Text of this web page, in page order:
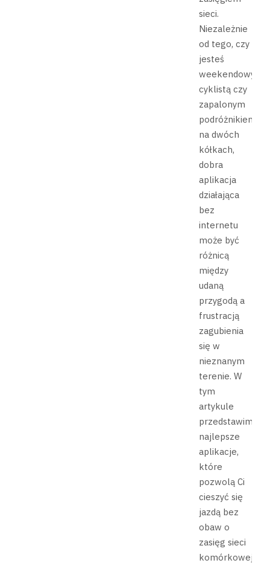
sieci.
Niezależnie
od tego, czy
jesteś
weekendowym
cyklistą czy
zapalonym
podróżnikiem
na dwóch
kółkach,
dobra
aplikacja
działająca
bez
internetu
może być
różnicą
między
udaną
przygodą a
frustracją
zagubienia
się w
nieznanym
terenie. W
tym
artykule
przedstawimy
najlepsze
aplikacje,
które
pozwolą Ci
cieszyć się
jazdą bez
obaw o
zasięg sieci
komórkowej.